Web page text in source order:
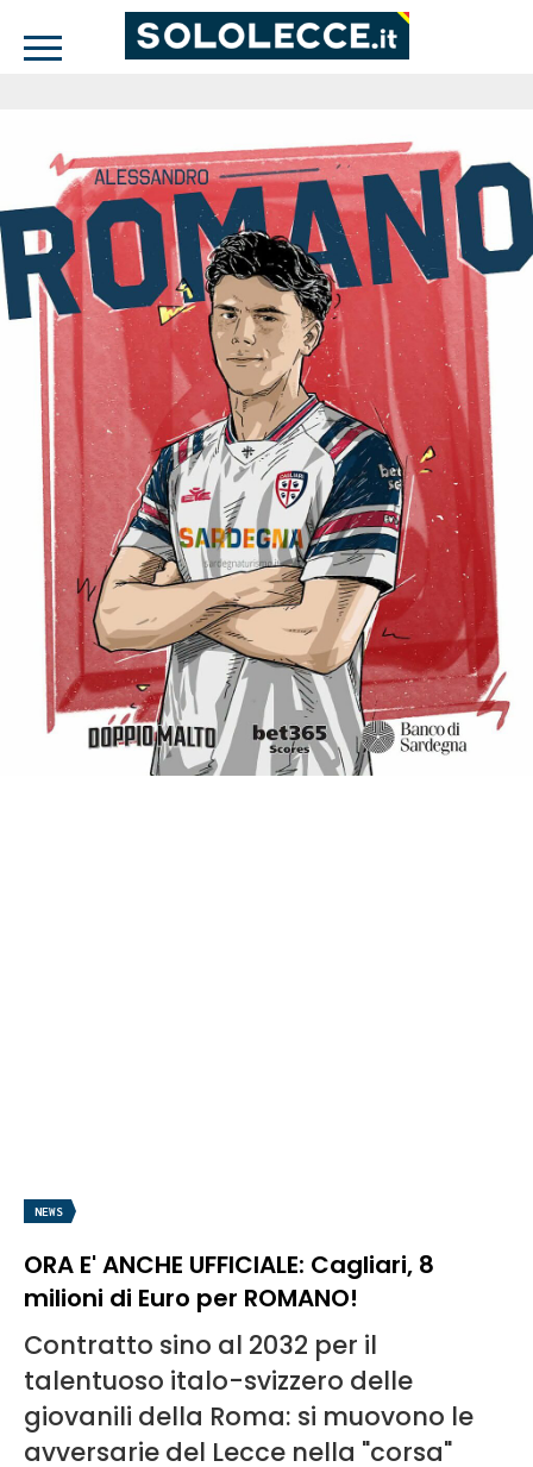
NEWS
ORA E' ANCHE UFFICIALE: Cagliari, 8
milioni di Euro per ROMANO!
Contratto sino al 2032 per il
talentuoso italo-svizzero delle
giovanili della Roma: si muovono le
avversarie del Lecce nella "corsa"